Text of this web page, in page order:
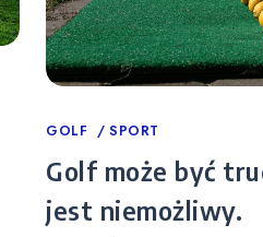
Categories
GOLF SPORT
Golf może być
jest niemożliwy.